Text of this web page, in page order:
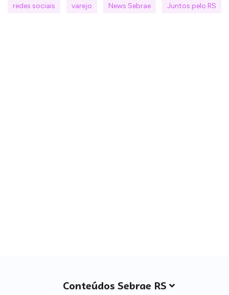
redes sociais varejo News Sebrae Juntos pelo RS
Conteúdos Sebrae RS